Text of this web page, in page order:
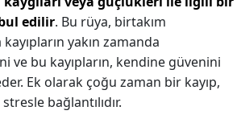
edilir. Bu rüya, birtakım
yakın zamanda
ve bu kayıpların, kendine güvenini
Ek olarak çoğu zaman bir kayıp,
bağlantılıdır.